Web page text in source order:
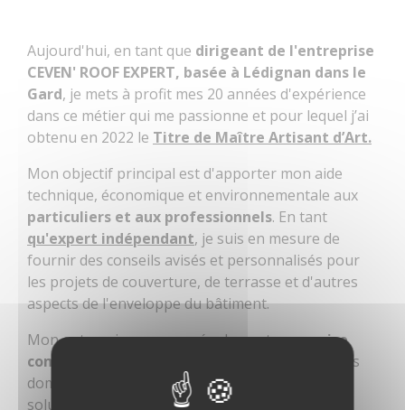
Aujourd'hui, en tant que dirigeant de l'entreprise
CEVEN' ROOF EXPERT, basée à Lédignan dans le
Gard, je mets à profit mes 20 années d'expérience
dans ce métier qui me passionne et pour lequel j’ai
obtenu en 2022 le Titre de Maître Artisant d’Art.
Mon objectif principal est d'apporter mon aide
technique, économique et environnementale aux
particuliers et aux professionnels. En tant
qu'expert indépendant, je suis en mesure de
fournir des conseils avisés et personnalisés pour
les projets de couverture, de terrasse et d'autres
aspects de l'enveloppe du bâtiment.
Mon entreprise propose également unservice
complet d'entretien et de réparation
dans ces
domaines. Que ce soit pour la recherche de
solutions techniques adaptées, l'évaluation des